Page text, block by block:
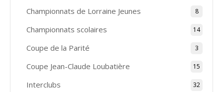
Championnats de Lorraine Jeunes 8
Championnats scolaires 14
Coupe de la Parité 3
Coupe Jean-Claude Loubatière 15
Interclubs 32